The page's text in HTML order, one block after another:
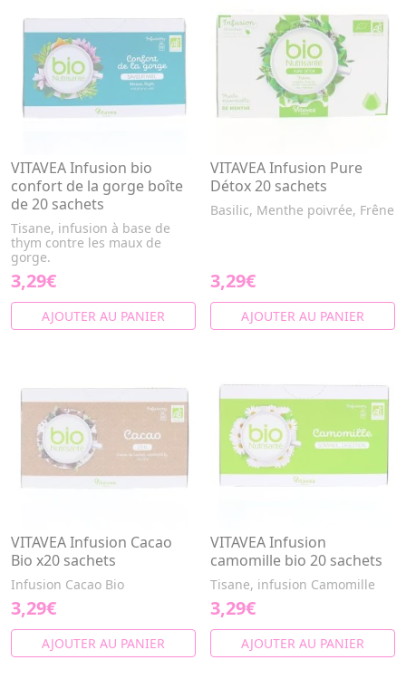
VITAVEA Infusion bio
confort de la gorge boîte
de 20 sachets
Tisane, infusion à base de
thym contre les maux de
gorge.
3,29€
AJOUTER AU PANIER
VITAVEA Infusion Pure
Détox 20 sachets
Basilic, Menthe poivrée, Frêne
3,29€
AJOUTER AU PANIER
VITAVEA Infusion Cacao
Bio x20 sachets
Infusion Cacao Bio
3,29€
AJOUTER AU PANIER
VITAVEA Infusion
camomille bio 20 sachets
Tisane, infusion Camomille
3,29€
AJOUTER AU PANIER